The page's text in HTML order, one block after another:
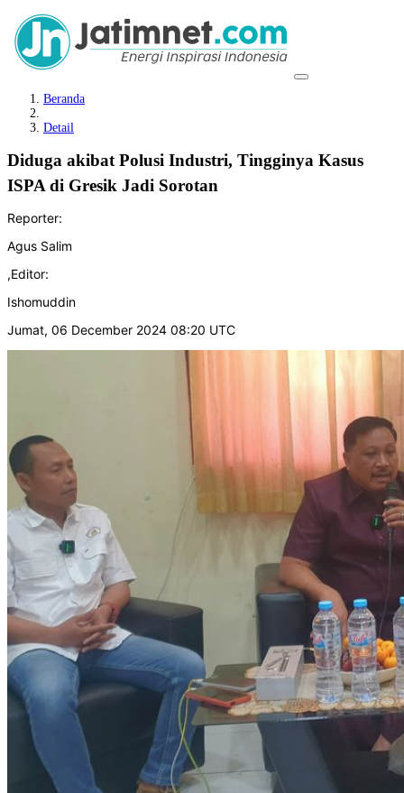
Beranda
Detail
Diduga akibat Polusi Industri, Tingginya Kasus
ISPA di Gresik Jadi Sorotan
Reporter:
Agus Salim
,Editor:
Ishomuddin
Jumat, 06 December 2024 08:20 UTC